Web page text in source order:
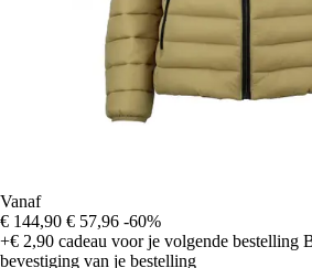
Vanaf
€ 144,90 € 57,96 -60%
+€ 2,90 cadeau voor je volgende bestelling
bevestiging van je bestelling